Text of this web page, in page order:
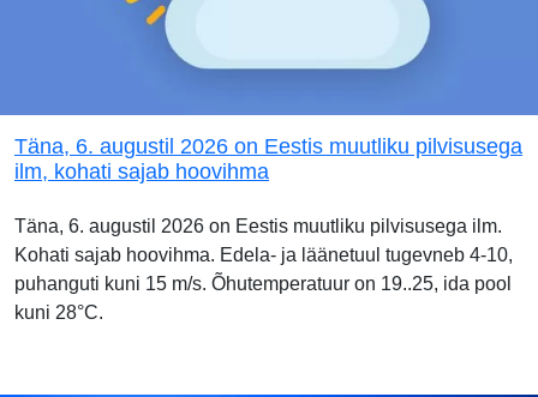
Täna, 6. augustil 2026 on Eestis muutliku pilvisusega
ilm, kohati sajab hoovihma
Täna, 6. augustil 2026 on Eestis muutliku pilvisusega ilm.
Kohati sajab hoovihma. Edela- ja läänetuul tugevneb 4-10,
puhanguti kuni 15 m/s. Õhutemperatuur on 19..25, ida pool
kuni 28°C.